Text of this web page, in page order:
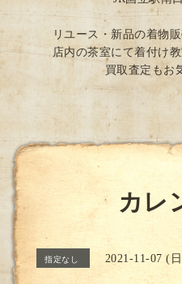
リユース・新品の着物
店内の茶室にて着付け
買取査定もお
カレ
指定なし 2021-11-07 (